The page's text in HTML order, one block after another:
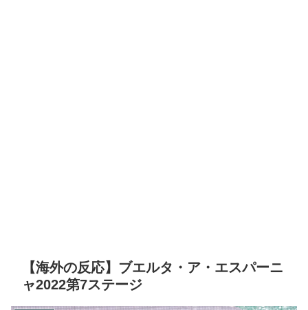
【海外の反応】ブエルタ・ア・エスパーニ
ャ2022第7ステージ